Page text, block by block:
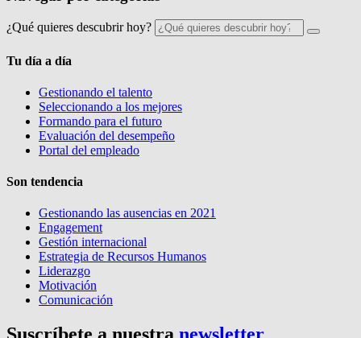
¿Qué quieres descubrir hoy?
Tu día a día
Gestionando el talento
Seleccionando a los mejores
Formando para el futuro
Evaluación del desempeño
Portal del empleado
Son tendencia
Gestionando las ausencias en 2021
Engagement
Gestión internacional
Estrategia de Recursos Humanos
Liderazgo
Motivación
Comunicación